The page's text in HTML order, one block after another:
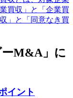
買収」と「企業買
」と「同意なき買
ーM&A」に
イント